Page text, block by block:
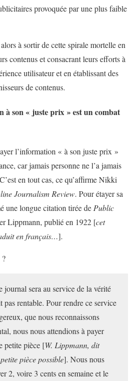
provoquée par une plus faible
à sortir de cette spirale mortelle en
contenus et consacrant leurs efforts à
utilisateur et en établissant des
de contenus.
à son « juste prix » est un combat
l’information « à son juste prix »
car jamais personne ne l’a jamais
en tout cas, ce qu’affirme Nikki
Journalism Review. Pour étayer sa
une longue citation tirée de Public
Lippmann, publié en 1922 [cet
en français…].
journal sera au service de la vérité
pas rentable. Pour rendre ce service
que nous reconnaissons
nous nous attendions à payer
petite pièce [W. Lippmann, dit
pièce possible]. Nous nous
2, voire 3 cents en semaine et le